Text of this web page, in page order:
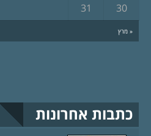
« מרץ
30
31
כתבות אחרונות